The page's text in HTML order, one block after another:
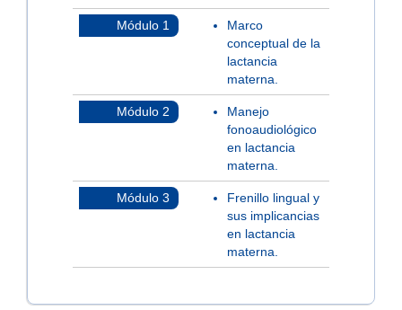
Módulo 1
Marco
conceptual de la
lactancia
materna.
Módulo 2
Manejo
fonoaudiológico
en lactancia
materna.
Módulo 3
Frenillo lingual y
sus implicancias
en lactancia
materna.